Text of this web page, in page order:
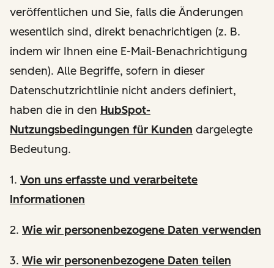
veröffentlichen und Sie, falls die Änderungen
wesentlich sind, direkt benachrichtigen (z. B.
indem wir Ihnen eine E-Mail-Benachrichtigung
senden). Alle Begriffe, sofern in dieser
Datenschutzrichtlinie nicht anders definiert,
haben die in den HubSpot-
Nutzungsbedingungen für Kunden dargelegte
Bedeutung.
1. Von uns erfasste und verarbeitete
Informationen
2. Wie wir personenbezogene Daten verwenden
3. Wie wir personenbezogene Daten teilen